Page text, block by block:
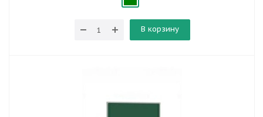
В корзину